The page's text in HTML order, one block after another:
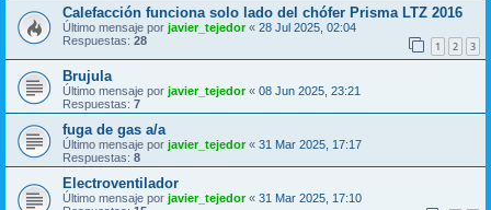
Calefacción funciona solo lado del chófer Prisma LTZ 2016
Último mensaje por javier_tejedor« 28 Jul 2025, 02:04
Respuestas: 28 1 2 3
Brujula
Último mensaje por javier_tejedor« 08 Jun 2025, 23:21
Respuestas: 7
fuga de gas a/a
Último mensaje por javier_tejedor« 31 Mar 2025, 17:17
Respuestas: 8
Electroventilador
Último mensaje por javier_tejedor« 31 Mar 2025, 17:10